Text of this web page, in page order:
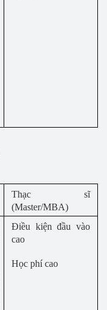
Thạc sĩ
(Master/MBA)
Điều kiện đầu vào
cao
Học phí cao